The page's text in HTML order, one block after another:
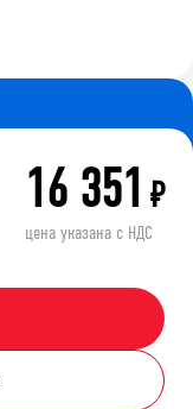
16 351 ₽
цена указана с НДС